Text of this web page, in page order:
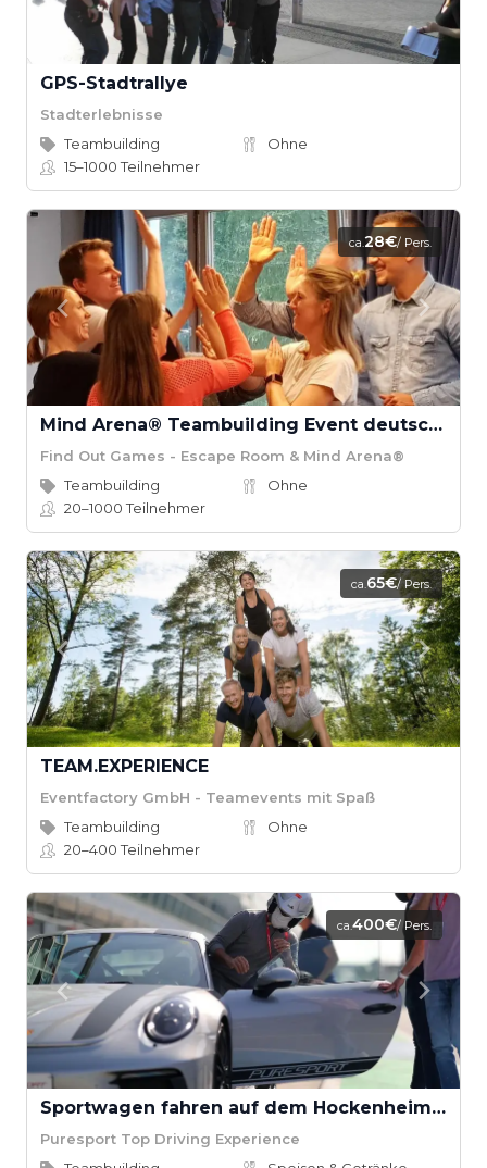
GPS-Stadtrallye
Stadterlebnisse
Teambuilding
Ohne
15–1000Teilnehmer
ca.28€/ Pers.
Mind Arena® Teambuilding Event deutschlandweit
Find Out Games - Escape Room & Mind Arena®
Teambuilding
Ohne
20–1000Teilnehmer
ca.65€/ Pers.
TEAM.EXPERIENCE
Eventfactory GmbH - Teamevents mit Spaß
Teambuilding
Ohne
20–400Teilnehmer
ca.400€/ Pers.
Sportwagen fahren auf dem Hockenheimring
Puresport Top Driving Experience